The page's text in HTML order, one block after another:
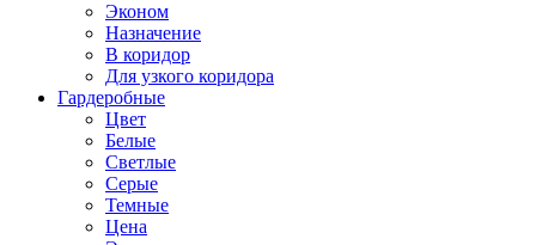
Эконом
Назначение
В коридор
Для узкого коридора
Гардеробные
Цвет
Белые
Светлые
Серые
Темные
Цена